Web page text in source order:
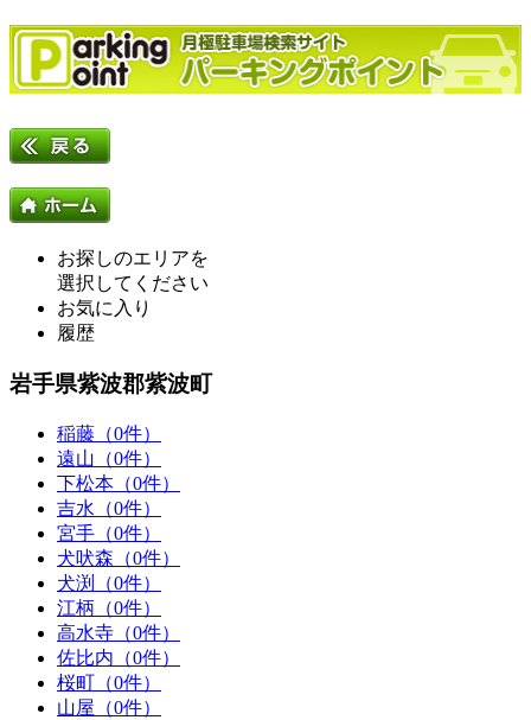
お探しのエリアを
選択してください
お気に入り
履歴
岩手県紫波郡紫波町
稲藤（0件）
遠山（0件）
下松本（0件）
吉水（0件）
宮手（0件）
犬吠森（0件）
犬渕（0件）
江柄（0件）
高水寺（0件）
佐比内（0件）
桜町（0件）
山屋（0件）